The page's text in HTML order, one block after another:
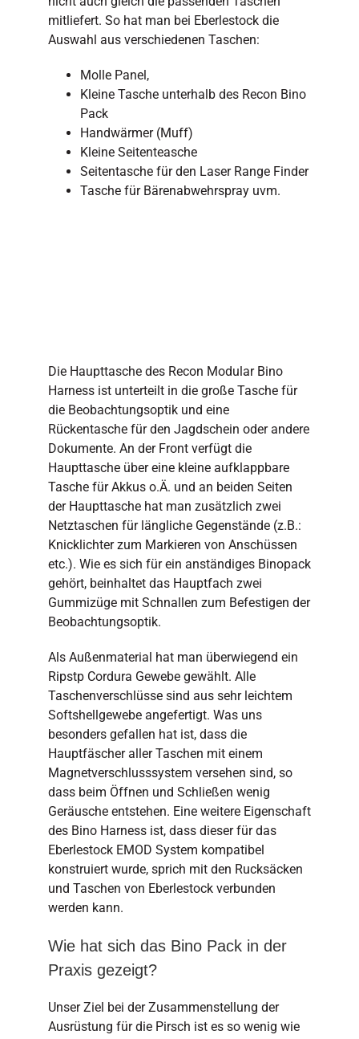
mitliefert. So hat man bei Eberlestock die
Auswahl aus verschiedenen Taschen:
Molle Panel,
Kleine Tasche unterhalb des Recon Bino
Pack
Handwärmer (Muff)
Kleine Seitenteasche
Seitentasche für den Laser Range Finder
Tasche für Bärenabwehrspray uvm.
Die Haupttasche des Recon Modular Bino
Harness ist unterteilt in die große Tasche für
die Beobachtungsoptik und eine
Rückentasche für den Jagdschein oder andere
Dokumente. An der Front verfügt die
Haupttasche über eine kleine aufklappbare
Tasche für Akkus o.Ä. und an beiden Seiten
der Haupttasche hat man zusätzlich zwei
Netztaschen für längliche Gegenstände (z.B.:
Knicklichter zum Markieren von Anschüssen
etc.). Wie es sich für ein anständiges Binopack
gehört, beinhaltet das Hauptfach zwei
Gummizüge mit Schnallen zum Befestigen der
Beobachtungsoptik.
Als Außenmaterial hat man überwiegend ein
Ripstp Cordura Gewebe gewählt. Alle
Taschenverschlüsse sind aus sehr leichtem
Softshellgewebe angefertigt. Was uns
besonders gefallen hat ist, dass die
Hauptfäscher aller Taschen mit einem
Magnetverschlusssystem versehen sind, so
dass beim Öffnen und Schließen wenig
Geräusche entstehen. Eine weitere Eigenschaft
des Bino Harness ist, dass dieser für das
Eberlestock EMOD System kompatibel
konstruiert wurde, sprich mit den Rucksäcken
und Taschen von Eberlestock verbunden
werden kann.
Wie hat sich das Bino Pack in der
Praxis gezeigt?
Unser Ziel bei der Zusammenstellung der
Ausrüstung für die Pirsch ist es so wenig wie